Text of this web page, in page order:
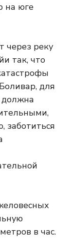
на юге
через реку
так, что
для
должна
заботиться
в час.